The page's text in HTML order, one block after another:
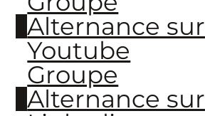
Alternance sur
Youtube
Groupe
Alternance sur